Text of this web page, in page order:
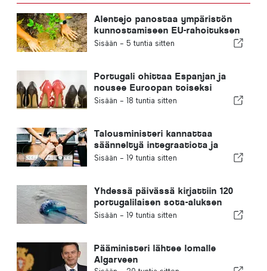
Alentejo panostaa ympäristön
kunnostamiseen EU-rahoituksen
avulla
Sisään - 5 tuntia sitten
Portugali ohittaa Espanjan ja
nousee Euroopan toiseksi
suurimmaksi jalkineiden
Sisään - 18 tuntia sitten
Talousministeri kannattaa
säänneltyä integraatiota ja
takaa maahanmuuttajille
Sisään - 19 tuntia sitten
Yhdessä päivässä kirjattiin 120
portugalilaisen sota-aluksen
pistoa
Sisään - 19 tuntia sitten
Pääministeri lähtee lomalle
Algarveen